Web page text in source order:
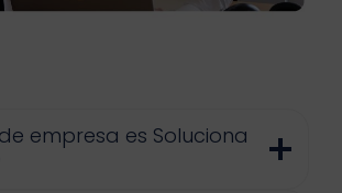
empresa es Soluciona